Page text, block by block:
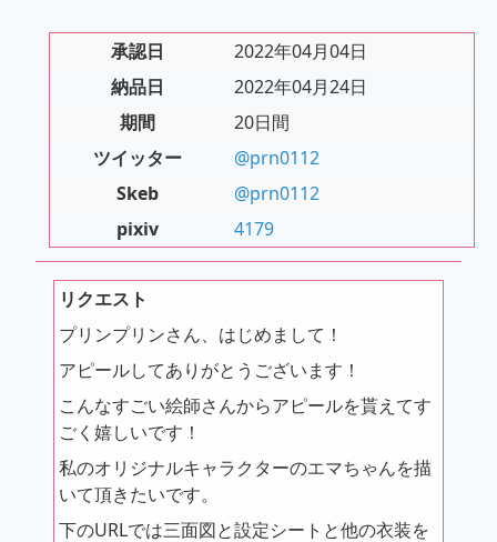
承認日
2022年04月04日
納品日
2022年04月24日
期間
20日間
ツイッター
@prn0112
Skeb
@prn0112
pixiv
4179
リクエスト
プリンプリンさん、はじめまして！
アピールしてありがとうございます！
こんなすごい絵師さんからアピールを貰えてす
ごく嬉しいです！
私のオリジナルキャラクターのエマちゃんを描
いて頂きたいです。
下のURLでは三面図と設定シートと他の衣装を